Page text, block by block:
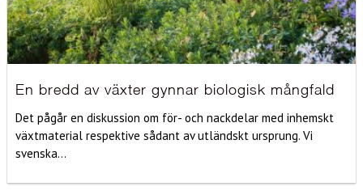
En bredd av växter gynnar biologisk mångfald
Det pågår en diskussion om för- och nackdelar med inhemskt
växtmaterial respektive sådant av utländskt ursprung. Vi
svenska...